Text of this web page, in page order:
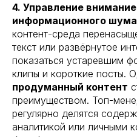
4. Управление
информационного
контент-среда
текст или развёрнутое
показаться устаревшим
клипы и короткие посты.
продуманный контент
преимуществом. Топ-
регулярно делятся
аналитикой или личными